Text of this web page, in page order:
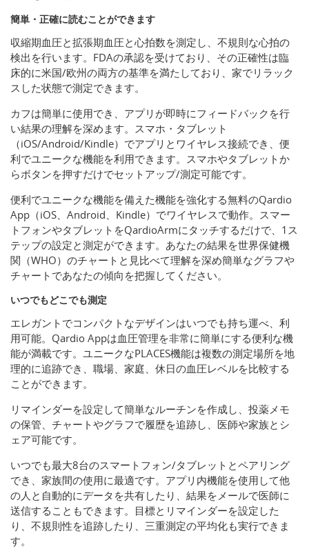
簡単・正確に読むことができます
収縮期血圧と拡張期血圧と心拍数を測定し、不規則な心拍の
検出を行います。FDAの承認を受けており、その正確性は臨
床的に米国/欧州の両方の基準を満たしており、家でリラック
スした状態で測定できます。
カフは簡単に使用でき、アプリが即時にフィードバックを行
い結果の理解を深めます。スマホ・タブレット
（iOS/Android/Kindle）でアプリとワイヤレス接続でき、便
利でユニークな機能を利用できます。スマホやタブレットか
らボタンを押すだけでセットアップ/測定可能です。
便利でユニークな機能を備えた機能を強化する無料のQardio
App（iOS、Android、Kindle）でワイヤレスで動作。スマー
トフォンやタブレットをQardioArmにタッチするだけで、1ス
テップの設定と測定ができます。あなたの結果を世界保健機
関（WHO）のチャートと見比べて理解を深め簡単なグラフや
チャートであなたの傾向を把握してください。
いつでもどこでも測定
エレガントでコンパクトなデザインはいつでも持ち運べ、利
用可能。Qardio Appは血圧管理を非常に簡単にする便利な機
能が満載です。ユニークなPLACES機能は複数の測定場所を地
理的に追跡でき、職場、家庭、休日の血圧レベルを比較する
ことができます。
リマインダーを設定して簡単なルーチンを作成し、投薬メモ
の保管、チャートやグラフで履歴を追跡し、医師や家族とシ
ェア可能です。
いつでも最大8台のスマートフォン/タブレットとペアリング
でき、家族間の使用に最適です。アプリ内機能を使用して他
の人と自動的にデータを共有したり、結果をメールで医師に
送信することもできます。目標とリマインダーを設定した
り、不規則性を追跡したり、三重測定の平均化も実行できま
す。